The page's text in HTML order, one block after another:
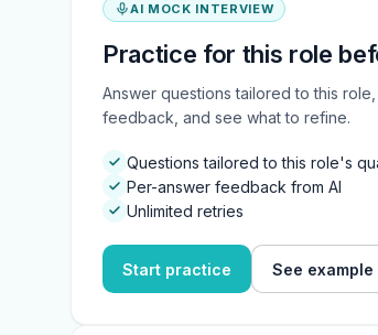
AI MOCK INTERVIEW
Practice for this role
Answer questions tailored to this
feedback, and see what to refine.
Questions tailored to this role's
Per-answer feedback from AI
Unlimited retries
Start practice See example